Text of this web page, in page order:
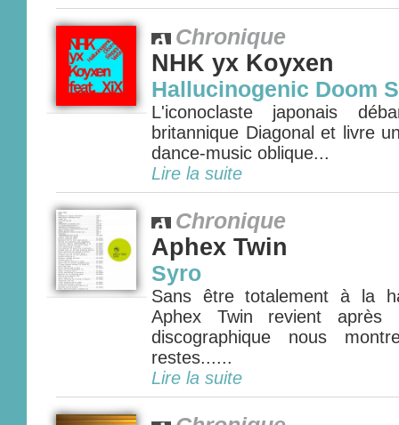
Chronique
NHK yx Koyxen
Hallucinogenic Doom
L'iconoclaste japonais
britannique Diagonal et livre
dance-music oblique...
Lire la suite
Chronique
Aphex Twin
Syro
Sans être totalement à la
Aphex Twin revient
discographique nous
restes......
Lire la suite